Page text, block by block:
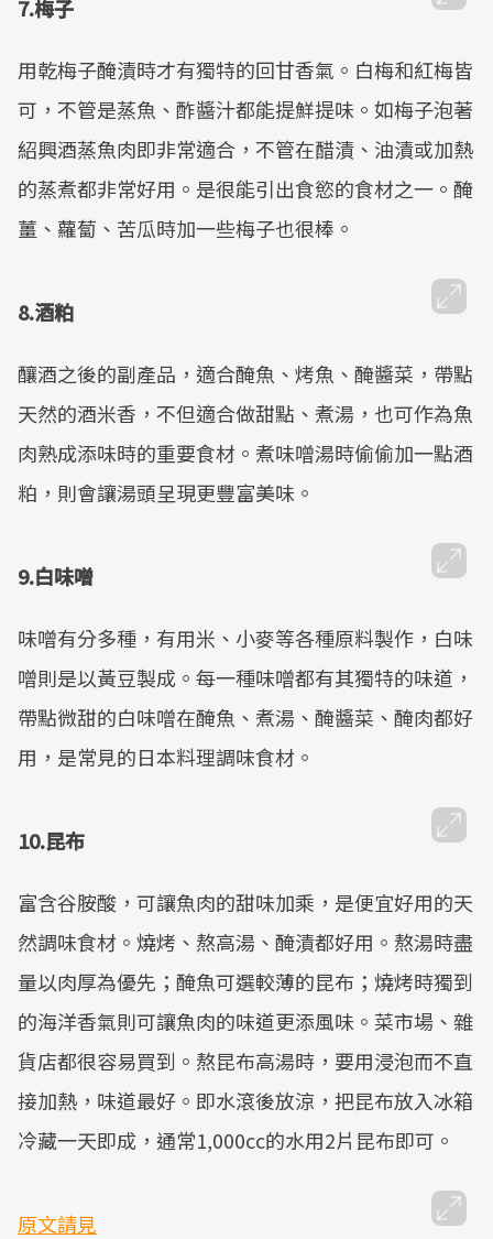
7.梅子
用乾梅子醃漬時才有獨特的回甘香氣。白梅和紅梅皆
可，不管是蒸魚、酢醬汁都能提鮮提味。如梅子泡著
紹興酒蒸魚肉即非常適合，不管在醋漬、油漬或加熱
的蒸煮都非常好用。是很能引出食慾的食材之一。醃
薑、蘿蔔、苦瓜時加一些梅子也很棒。
8.酒粕
釀酒之後的副產品，適合醃魚、烤魚、醃醬菜，帶點
天然的酒米香，不但適合做甜點、煮湯，也可作為魚
肉熟成添味時的重要食材。煮味噌湯時偷偷加一點酒
粕，則會讓湯頭呈現更豐富美味。
9.白味噌
味噌有分多種，有用米、小麥等各種原料製作，白味
噌則是以黃豆製成。每一種味噌都有其獨特的味道，
帶點微甜的白味噌在醃魚、煮湯、醃醬菜、醃肉都好
用，是常見的日本料理調味食材。
10.昆布
富含谷胺酸，可讓魚肉的甜味加乘，是便宜好用的天
然調味食材。燒烤、熬高湯、醃漬都好用。熬湯時盡
量以肉厚為優先；醃魚可選較薄的昆布；燒烤時獨到
的海洋香氣則可讓魚肉的味道更添風味。菜市場、雜
貨店都很容易買到。熬昆布高湯時，要用浸泡而不直
接加熱，味道最好。即水滾後放涼，把昆布放入冰箱
冷藏一天即成，通常1,000cc的水用2片昆布即可。
原文請見